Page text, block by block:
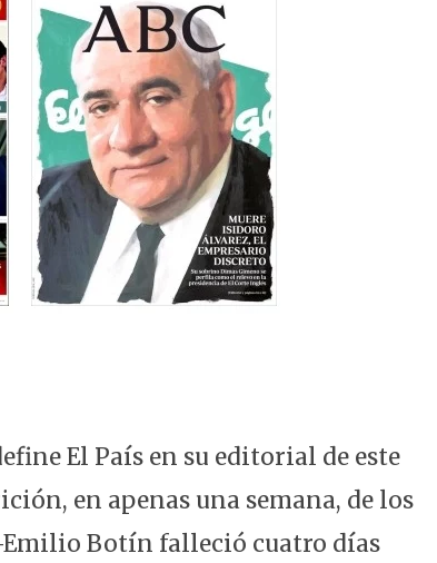
El País en su editorial de este
en apenas una semana, de los
Botín falleció cuatro días